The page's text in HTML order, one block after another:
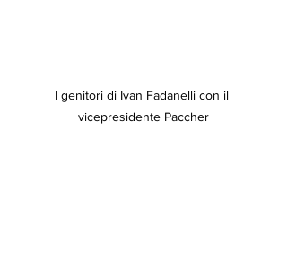
I genitori di Ivan Fadanelli con il
vicepresidente Paccher